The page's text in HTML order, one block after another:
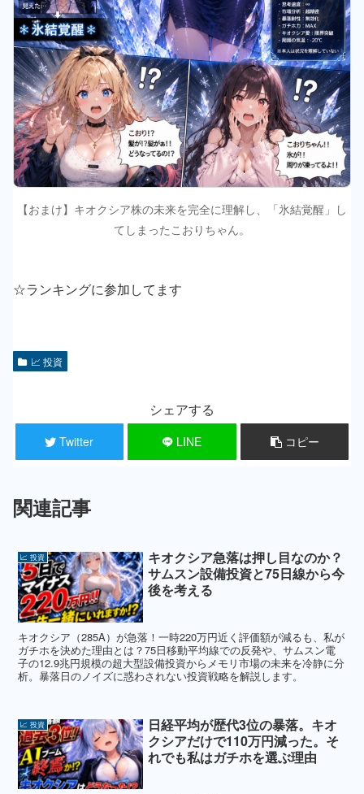
【おまけ】キオクシア株の未来を完全に理解し、「氷結覚醒」し
てしまったこおりちゃん。
☆ランキングに参加してます
📈 投資
シェアする
Twitter LINE コピー
関連記事
📈 投資
キオクシア急落は押し目なのか？
サムスン設備投資と75日線から今
後を考える
キオクシア（285A）が急落！一時220万円近く評価額が減るも、私が
ガチホを決めた理由とは？75日移動平均線での反発や、サムスン電
子の12.9兆円規模の超大型設備投資からメモリ市場の未来を冷静に分
析。暴落日のノイズに惑わされない投資戦略を解説します。
📈 投資
日経平均が歴代3位の暴落。キオ
クシアだけで110万円減った。そ
れでも私はガチホを選ぶ理由